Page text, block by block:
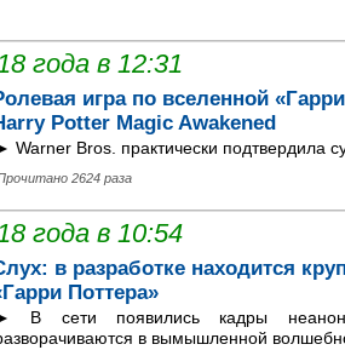
года в 12:31
игра по вселенной
Potter Magic Awakened
Warner Bros. практически подтвердила
2624 раза
года в 10:54
в разработке находится
Поттера»
В сети появились кадры
в вымышленной